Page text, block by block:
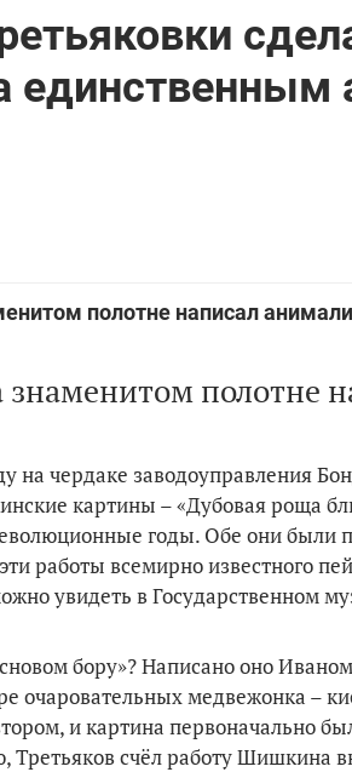
полотне написал
полотне
на чердаке заводоуправления
картины – «Дубовая роща
годы. Обе они были
работы всемирно известного
увидеть в Государственном
бору»? Написано оно
очаровательных медвежонка –
и картина первоначально
Третьяков счёл работу Шишкина